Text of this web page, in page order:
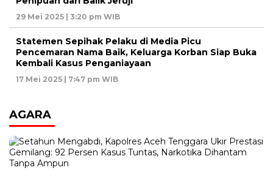
29 Mei 2025 | 3:20 pm WIB
Statemen Sepihak Pelaku di Media Picu
Pencemaran Nama Baik, Keluarga Korban Siap Buka
Kembali Kasus Penganiayaan
17 Mei 2025 | 7:47 pm WIB
AGARA